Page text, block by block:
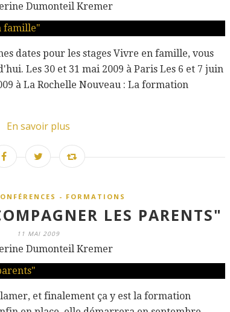
Dumonteil Kremer
dates pour les stages Vivre en famille, vous
Les 30 et 31 mai 2009 à Paris Les 6 et 7 juin
à La Rochelle Nouveau : La formation
En savoir plus
- FORMATIONS
LES PARENTS"
11 MAI 2009
Dumonteil Kremer
et finalement ça y est la formation